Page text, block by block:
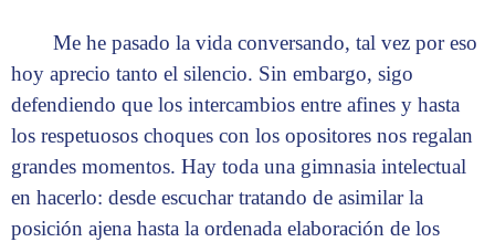
Me he pasado la vida conversando, tal vez por eso
hoy aprecio tanto el silencio. Sin embargo, sigo
defendiendo que los intercambios entre afines y hasta
los respetuosos choques con los opositores nos regalan
grandes momentos. Hay toda una gimnasia intelectual
en hacerlo: desde escuchar tratando de asimilar la
posición ajena hasta la ordenada elaboración de los